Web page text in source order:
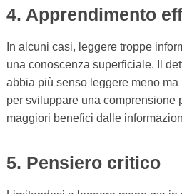
4. Apprendimento
In alcuni casi, leggere troppe
una conoscenza superficiale. Il
abbia più senso leggere meno
per sviluppare una comprensione
maggiori benefici dalle
5. Pensiero critico